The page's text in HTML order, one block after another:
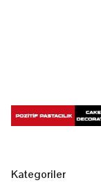
Kategoriler